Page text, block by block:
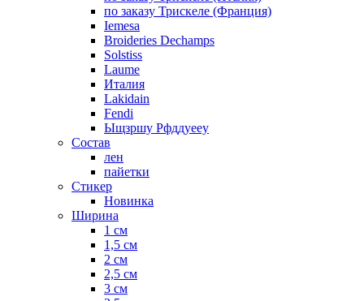
по заказу Трискеле (Франция)
Iemesa
Broideries Dechamps
Solstiss
Laume
Италия
Lakidain
Fendi
Ыщзршу Рфддуееу
Состав
лен
пайетки
Стикер
Новинка
Ширина
1 см
1,5 см
2 см
2,5 см
3 см